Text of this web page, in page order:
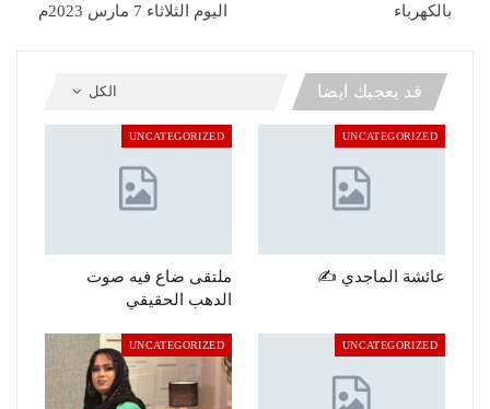
بالكهرباء
اليوم الثلاثاء 7 مارس 2023م
الكل قد يعجبك ايضا
UNCATEGORIZED
عائشة الماجدي ✍️
UNCATEGORIZED
ملتقى ضاع فيه صوت
الدهب الحقيقي
UNCATEGORIZED
UNCATEGORIZED